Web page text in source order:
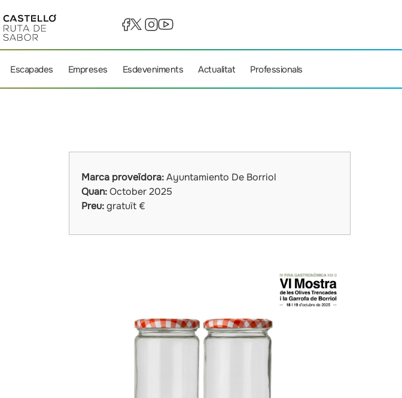
Escapades Empreses Esdeveniments Actualitat Professionals
Marca proveïdora:Ayuntamiento De Borriol
Quan:October 2025
Preu:gratuït €